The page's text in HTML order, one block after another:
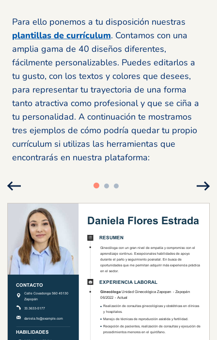
Para ello ponemos a tu disposición nuestras
plantillas de currículum. Contamos con una
amplia gama de 40 diseños diferentes,
fácilmente personalizables. Puedes editarlos a
tu gusto, con los textos y colores que desees,
para representar tu trayectoria de una forma
tanto atractiva como profesional y que se ciña a
tu personalidad. A continuación te mostramos
tres ejemplos de cómo podría quedar tu propio
currículum si utilizas las herramientas que
encontrarás en nuestra plataforma: